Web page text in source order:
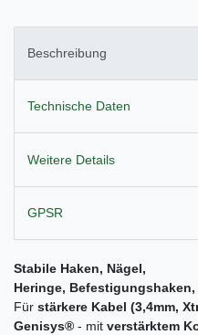
Beschreibung
Technische Daten
Weitere Details
GPSR
Stabile Haken, Nägel,
Heringe, Befestigungshaken,
Für stärkere Kabel (3,4mm,
Genisys® - mit verstärktem